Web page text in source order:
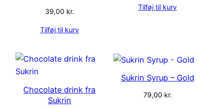
39,00 kr.
Tilføj til kurv
Tilføj til kurv
Chocolate drink fra
Sukrin
Sukrin Syrup – Gold
79,00 kr.